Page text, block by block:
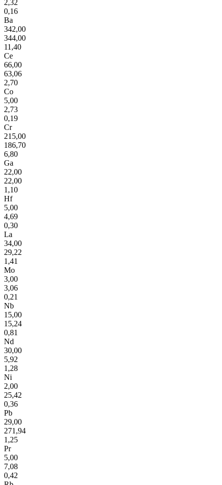
2,32
0,16
Ba
342,00
344,00
11,40
Ce
66,00
63,06
2,70
Co
5,00
2,73
0,19
Cr
215,00
186,70
6,80
Ga
22,00
22,00
1,10
Hf
5,00
4,69
0,30
La
34,00
29,22
1,41
Mo
3,00
3,06
0,21
Nb
15,00
15,24
0,81
Nd
30,00
5,92
1,28
Ni
2,00
25,42
0,36
Pb
29,00
271,94
1,25
Pr
5,00
7,08
0,42